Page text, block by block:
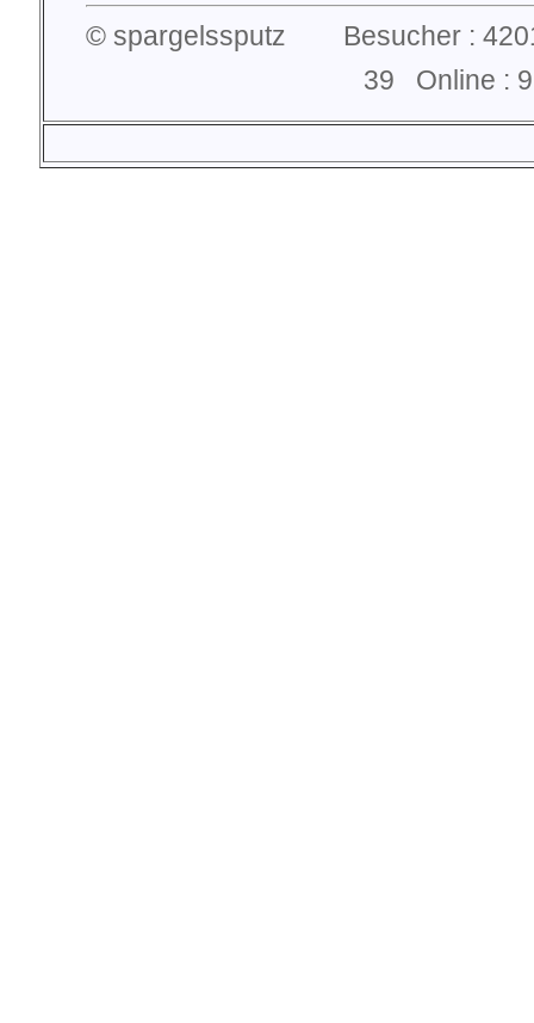
© spargelssputz Besucher :
39 Online